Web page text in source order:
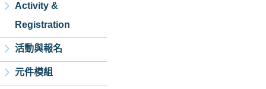
Activity &
Registration
活動與報名
元件模組